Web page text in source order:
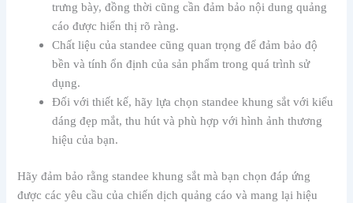
trưng bày, đồng thời cũng cần đảm bảo nội dung quảng
cáo được hiển thị rõ ràng.
Chất liệu của standee cũng quan trọng để đảm bảo độ
bền và tính ổn định của sản phẩm trong quá trình sử
dụng.
Đối với thiết kế, hãy lựa chọn standee khung sắt với kiểu
dáng đẹp mắt, thu hút và phù hợp với hình ảnh thương
hiệu của bạn.
Hãy đảm bảo rằng standee khung sắt mà bạn chọn đáp ứng
được các yêu cầu của chiến dịch quảng cáo và mang lại hiệu